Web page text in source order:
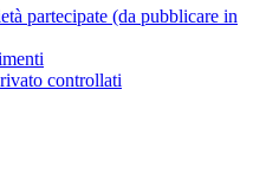
partecipate (da pubblicare in
controllati